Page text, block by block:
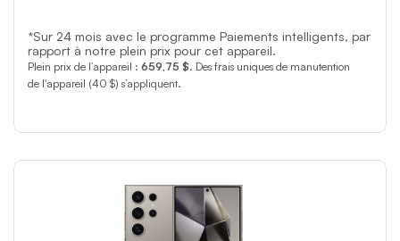
*Sur 24 mois avec le programme Paiements intelligents, par
rapport à notre plein prix pour cet appareil.
Plein prix de l’appareil : 659,75 $. Des frais uniques de manutention
de l'appareil (40 $) s’appliquent.